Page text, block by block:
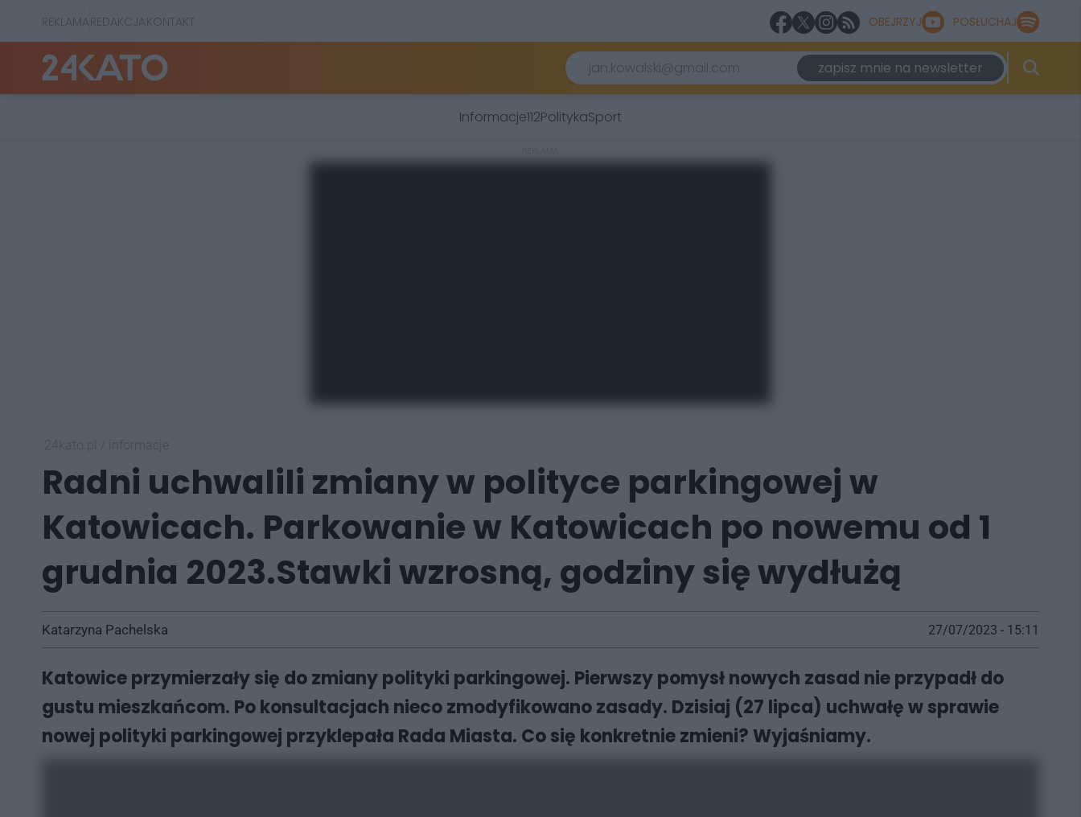
REKLAMAREDAKCJAKONTAKT OBEJRZYJ POSŁUCHAJ
zapisz mnie na newsletter
Informacje112PolitykaSport
Radni uchwalili zmiany w polityce parkingowej w
Katowicach. Parkowanie w Katowicach po nowemu od 1
grudnia 2023.Stawki wzrosną, godziny się wydłużą
Katarzyna Pachelska 27/07/2023 - 15:11
Katowice przymierzały się do zmiany polityki parkingowej. Pierwszy pomysł nowych zasad nie przypadł do
gustu mieszkańcom. Po konsultacjach nieco zmodyfikowano zasady. Dzisiaj (27 lipca) uchwałę w sprawie
nowej polityki parkingowej przyklepała Rada Miasta. Co się konkretnie zmieni? Wyjaśniamy.